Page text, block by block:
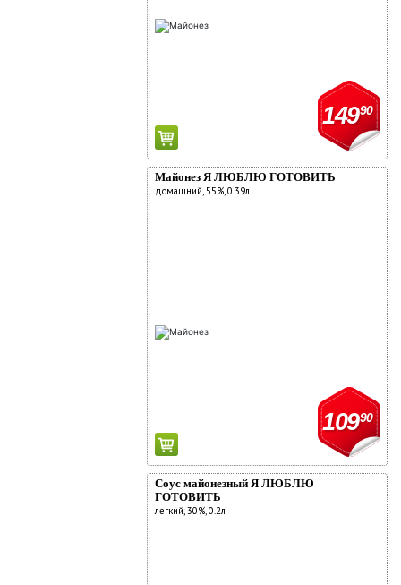
14990
Майонез Я ЛЮБЛЮ ГОТОВИТЬ
домашний, 55%, 0.39л
10990
Соус майонезный Я ЛЮБЛЮ
ГОТОВИТЬ
легкий, 30%, 0.2л